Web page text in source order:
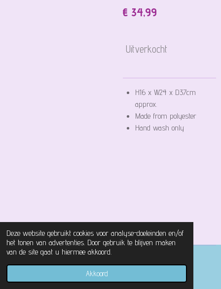
Deze website gebruikt cookies voor analyse-doeleinden en/of
het tonen van advertenties. Door gebruik te blijven maken
van de site gaat u hiermee akkoord.
Akkoord
€ 34,99
Uitverkocht
H16 x W24 x D37cm
approx.
Made from polyester
Hand wash only